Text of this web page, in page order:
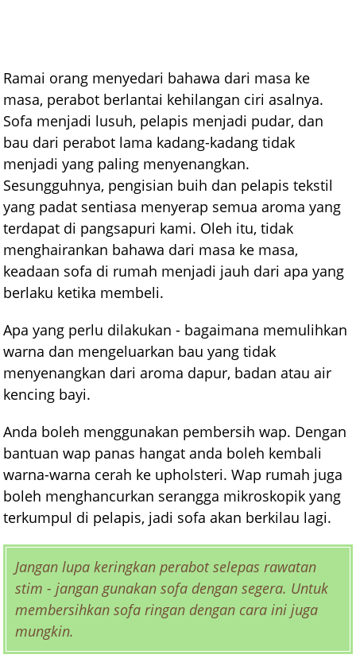
Ramai orang menyedari bahawa dari masa ke
masa, perabot berlantai kehilangan ciri asalnya.
Sofa menjadi lusuh, pelapis menjadi pudar, dan
bau dari perabot lama kadang-kadang tidak
menjadi yang paling menyenangkan.
Sesungguhnya, pengisian buih dan pelapis tekstil
yang padat sentiasa menyerap semua aroma yang
terdapat di pangsapuri kami. Oleh itu, tidak
menghairankan bahawa dari masa ke masa,
keadaan sofa di rumah menjadi jauh dari apa yang
berlaku ketika membeli.
Apa yang perlu dilakukan - bagaimana memulihkan
warna dan mengeluarkan bau yang tidak
menyenangkan dari aroma dapur, badan atau air
kencing bayi.
Anda boleh menggunakan pembersih wap. Dengan
bantuan wap panas hangat anda boleh kembali
warna-warna cerah ke upholsteri. Wap rumah juga
boleh menghancurkan serangga mikroskopik yang
terkumpul di pelapis, jadi sofa akan berkilau lagi.
Jangan lupa keringkan perabot selepas rawatan
stim - jangan gunakan sofa dengan segera. Untuk
membersihkan sofa ringan dengan cara ini juga
mungkin.